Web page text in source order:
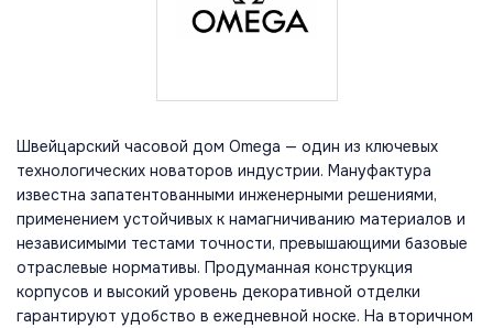
Швейцарский часовой дом Omega — один из ключевых
технологических новаторов индустрии. Мануфактура
известна запатентованными инженерными решениями,
применением устойчивых к намагничиванию материалов и
независимыми тестами точности, превышающими базовые
отраслевые нормативы. Продуманная конструкция
корпусов и высокий уровень декоративной отделки
гарантируют удобство в ежедневной носке. На вторичном